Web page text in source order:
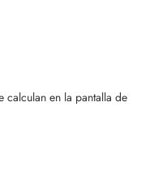
calculan en la pantalla de